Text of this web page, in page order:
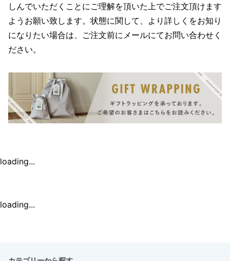
しんでいただくことにご理解を頂いた上でご注文頂けます
ようお願い致します。状態に関して、より詳しくをお知り
になりたい場合は、ご注文前にメールにてお問い合わせく
ださい。
loading...
loading...